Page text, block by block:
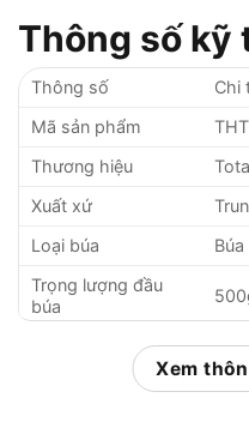
Thông số kỹ
Thông số
Chi
Mã sản phẩm
Thương hiệu
Xuất xứ
Loại búa
Trọng lượng đầu
búa
Trọng lượng tổng
Xem